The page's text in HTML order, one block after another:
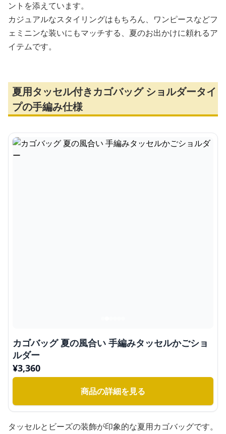
ントを添えています。
カジュアルなスタイリングはもちろん、ワンピースなどフ
ェミニンな装いにもマッチする、夏のお出かけに頼れるア
イテムです。
夏用タッセル付きカゴバッグ ショルダータイ
プの手編み仕様
カゴバッグ 夏の風合い 手編みタッセルかごショ
ルダー
¥3,360
商品の詳細を見る
タッセルとビーズの装飾が印象的な夏用カゴバッグです。